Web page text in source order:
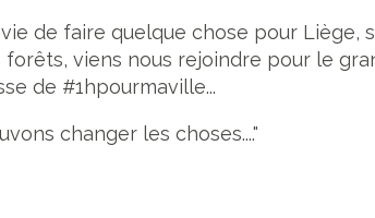
de faire quelque chose pour Liège,
forêts, viens nous rejoindre pour le
de #1hpourmaville...
changer les choses...."